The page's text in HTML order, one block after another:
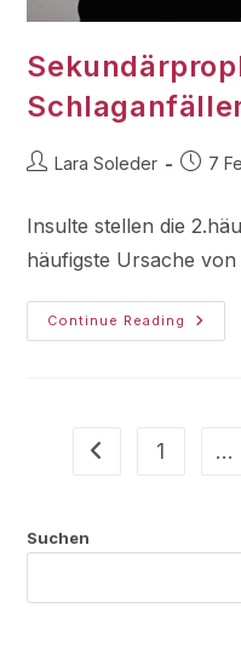
Lara Soleder 7
Insulte stellen die
häufigste Ursache
Continue Reading
1 …
Suchen